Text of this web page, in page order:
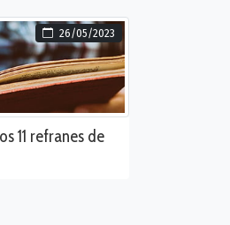
26/05/2023
11 refranes de